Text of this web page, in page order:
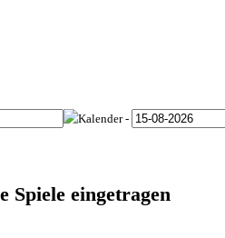
-
Spiele eingetragen